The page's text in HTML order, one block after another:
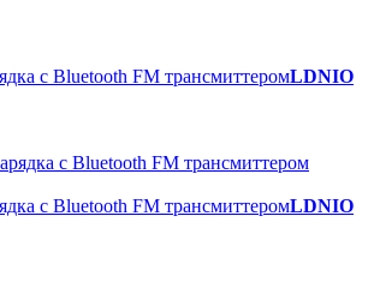
c Bluetooth FM трансмиттеромLDNIO
c Bluetooth FM трансмиттеромLDNIO